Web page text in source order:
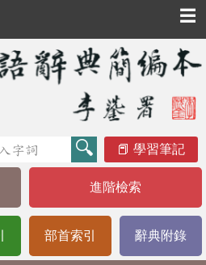
☰
學習筆記
進階檢索
部首索引 辭典附錄